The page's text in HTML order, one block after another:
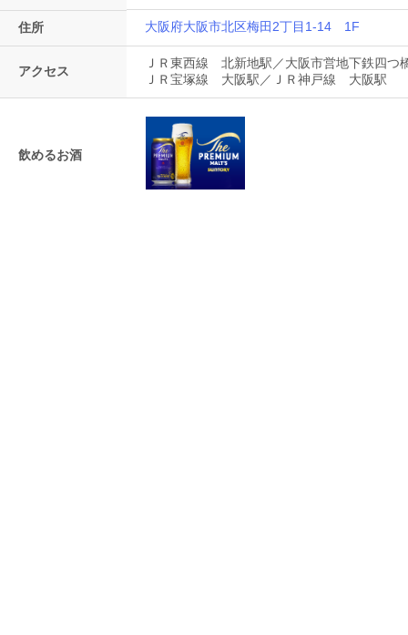
住所 大阪府大阪市北区梅田2丁目1-14 1F
アクセス
ＪＲ東西線 北新地駅／大阪市営地下鉄四
ＪＲ宝塚線 大阪駅／ＪＲ神戸線 大阪駅
飲めるお酒